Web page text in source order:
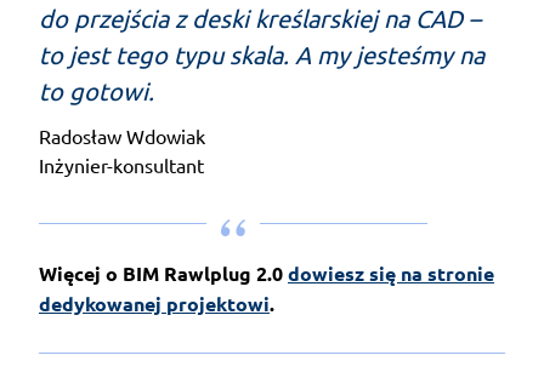
do przejścia z deski kreślarskiej na CAD –
to jest tego typu skala. A my jesteśmy na
to gotowi.
Radosław Wdowiak
Inżynier-konsultant
Więcej o BIM Rawlplug 2.0dowiesz się na stronie
dedykowanej projektowi.